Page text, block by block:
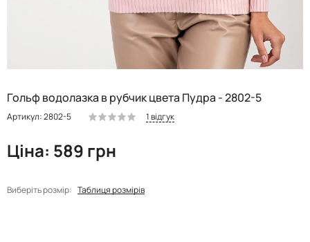
Гольф водолазка в рубчик цвета Пудра - 2802-5
Артикул: 2802-5 1 відгук
Ціна: 589 грн
Виберіть розмір: Таблиця розмірів